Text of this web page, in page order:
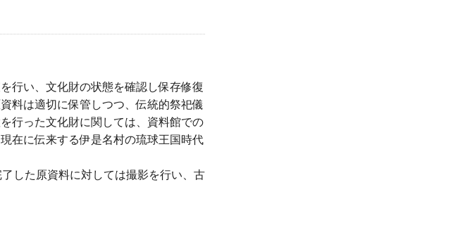
行い、文化財の状態を確認し保存修復
料は適切に保管しつつ、伝統的祭祀儀
行った文化財に関しては、資料館での
在に伝来する伊是名村の琉球王国時代
した原資料に対しては撮影を行い、古